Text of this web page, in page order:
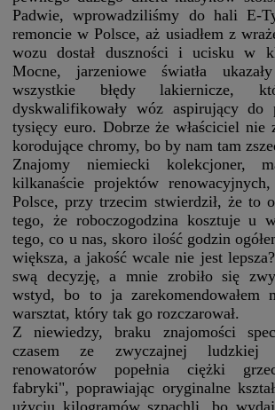
Padwie, wprowadziliśmy do hali E-
remoncie w Polsce, aż usiadłem z
wozu dostał duszności i ucisku w
Mocne, jarzeniowe światła
wszystkie błędy lakiernicze,
dyskwalifikowały wóz aspirujący do
tysięcy euro. Dobrze że właściciel nie
korodujące chromy, bo by nam tam
Znajomy niemiecki kolekcjoner,
kilkanaście projektów
Polsce, przy trzecim stwierdził, że to
tego, że roboczogodzina kosztuje u
tego, co u nas, skoro ilość godzin
większa, a jakość wcale nie jest
swą decyzję, a mnie zrobiło się
wstyd, bo to ja zarekomendowałem
warsztat, który tak go rozczarował.
Z niewiedzy, braku znajomości
czasem ze zwyczajnej ludzkiej
renowatorów popełnia ciężki
fabryki", poprawiając oryginalne